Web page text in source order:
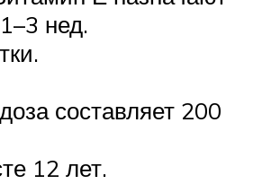
нед.
составляет 200
12 лет.